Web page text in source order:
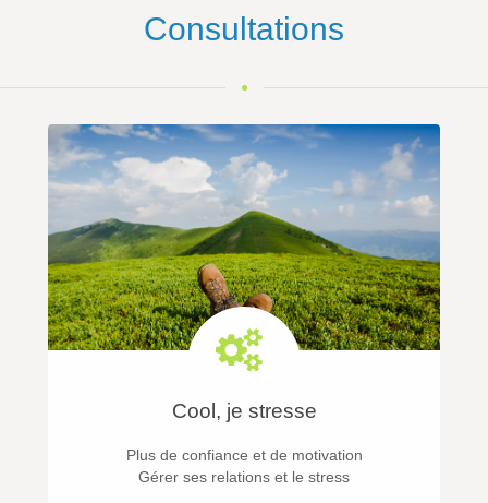
Consultations
Cool, je stresse
Plus de confiance et de motivation
Gérer ses relations et le stress